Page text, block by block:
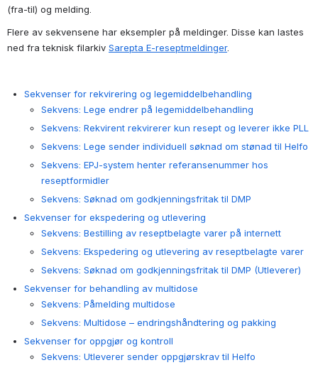
(fra-til) og melding.
Flere av sekvensene har eksempler på meldinger. Disse kan lastes
ned fra teknisk filarkiv Sarepta E-reseptmeldinger.
Sekvenser for rekvirering og legemiddelbehandling
Sekvens: Lege endrer på legemiddelbehandling
Sekvens: Rekvirent rekvirerer kun resept og leverer ikke PLL
Sekvens: Lege sender individuell søknad om stønad til Helfo
Sekvens: EPJ-system henter referansenummer hos
reseptformidler
Sekvens: Søknad om godkjenningsfritak til DMP
Sekvenser for ekspedering og utlevering
Sekvens: Bestilling av reseptbelagte varer på internett
Sekvens: Ekspedering og utlevering av reseptbelagte varer
Sekvens: Søknad om godkjenningsfritak til DMP (Utleverer)
Sekvenser for behandling av multidose
Sekvens: Påmelding multidose
Sekvens: Multidose – endringshåndtering og pakking
Sekvenser for oppgjør og kontroll
Sekvens: Utleverer sender oppgjørskrav til Helfo